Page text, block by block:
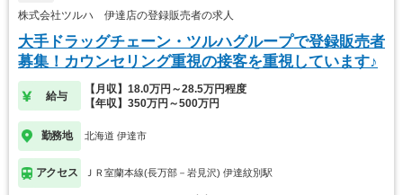
株式会社ツルハ 伊達店の登録販売者の求人
大手ドラッグチェーン・ツルハグループで登録販売者
募集！カウンセリング重視の接客を重視しています♪
給与
【月収】18.0万円～28.5万円程度
【年収】350万円～500万円
勤務地 北海道 伊達市
アクセス ＪＲ室蘭本線(長万部－岩見沢) 伊達紋別駅